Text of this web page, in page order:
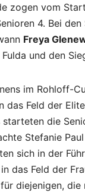
zogen vom
4. Bei
Freya
und den
im Rohloff-
das Feld der
starteten die
Stefanie
sich in der
das Feld der
diejenigen,